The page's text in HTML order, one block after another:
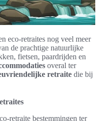
eco-retraites nog veel meer
de prachtige natuurlijke
fietsen, paardrijden en
overal ter
retraite die bij
retraite bestemmingen ter